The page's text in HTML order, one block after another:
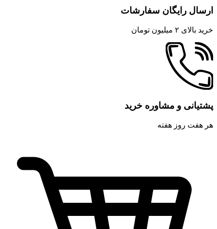
ارسال رایگان سفارشات
خرید بالای ۲ میلیون تومان
پشتیانی و مشاوره خرید
هر هفت روز هفته